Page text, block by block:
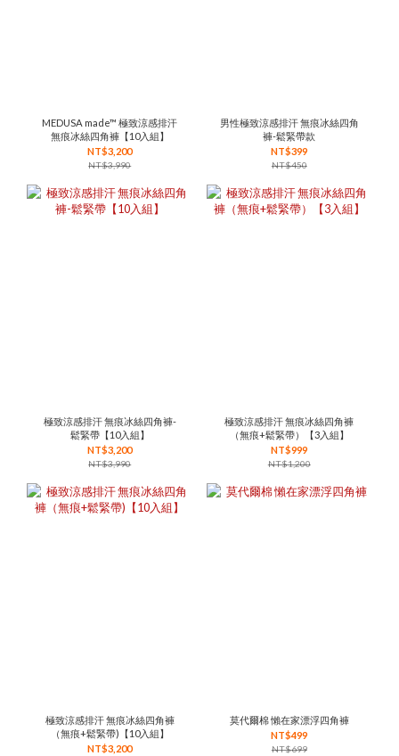
MEDUSA made™ 極致涼感排汗
無痕冰絲四角褲【10入組】
NT$3,200
NT$3,990
男性極致涼感排汗 無痕冰絲四角
褲-鬆緊帶款
NT$399
NT$450
極致涼感排汗 無痕冰絲四角褲-
鬆緊帶【10入組】
NT$3,200
NT$3,990
極致涼感排汗 無痕冰絲四角褲
（無痕+鬆緊帶）【3入組】
NT$999
NT$1,200
極致涼感排汗 無痕冰絲四角褲
（無痕+鬆緊帶)【10入組】
NT$3,200
莫代爾棉 懶在家漂浮四角褲
NT$499
NT$699